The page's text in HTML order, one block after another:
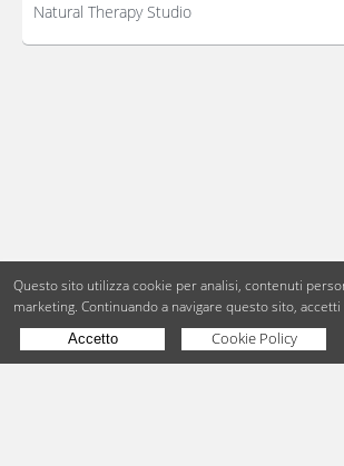
Natural Therapy Studio
Copyright © BdueB Srl PI 07755110967 Privacy Utilizzo
Questo sito utilizza cookie per analisi, contenuti
marketing. Continuando a navigare questo sito,
Accetto Cookie Policy